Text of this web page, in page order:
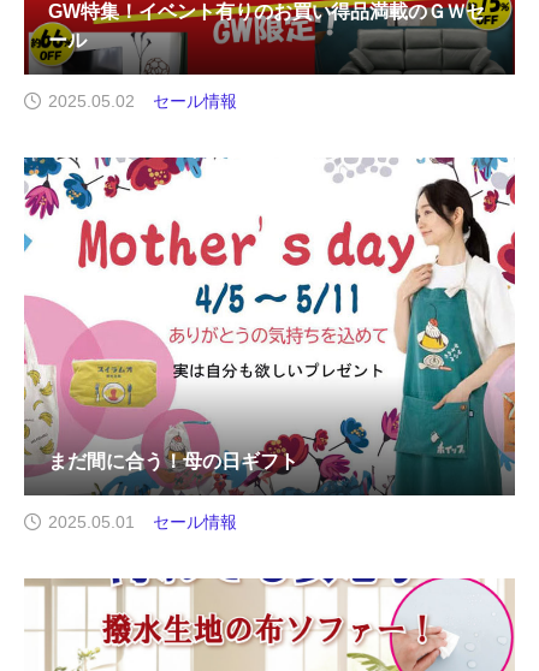
GW特集！イベント有りのお買い得品満載のＧＷセ
ール
2025.05.02 セール情報
まだ間に合う！母の日ギフト
2025.05.01 セール情報